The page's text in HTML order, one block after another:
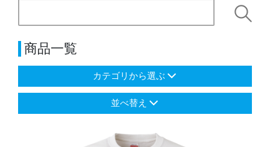
商品一覧
カテゴリから選ぶ
並べ替え